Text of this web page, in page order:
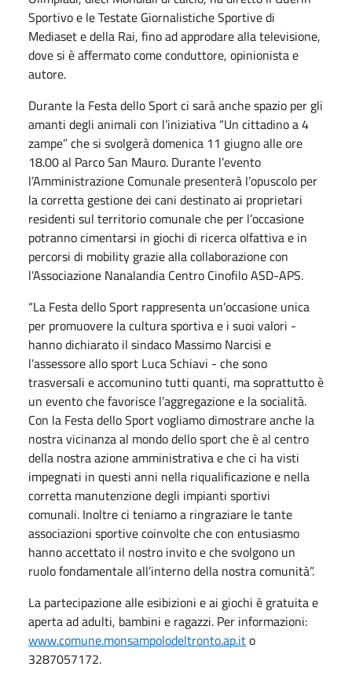
Sportivo e le Testate Giornalistiche Sportive di
Mediaset e della Rai, fino ad approdare alla televisione,
dove si è affermato come conduttore, opinionista e
autore.
Durante la Festa dello Sport ci sarà anche spazio per gli
amanti degli animali con l’iniziativa “Un cittadino a 4
zampe” che si svolgerà domenica 11 giugno alle ore
18.00 al Parco San Mauro. Durante l’evento
l’Amministrazione Comunale presenterà l’opuscolo per
la corretta gestione dei cani destinato ai proprietari
residenti sul territorio comunale che per l’occasione
potranno cimentarsi in giochi di ricerca olfattiva e in
percorsi di mobility grazie alla collaborazione con
l’Associazione Nanalandia Centro Cinofilo ASD-APS.
“La Festa dello Sport rappresenta un’occasione unica
per promuovere la cultura sportiva e i suoi valori -
hanno dichiarato il sindaco Massimo Narcisi e
l’assessore allo sport Luca Schiavi - che sono
trasversali e accomunino tutti quanti, ma soprattutto è
un evento che favorisce l’aggregazione e la socialità.
Con la Festa dello Sport vogliamo dimostrare anche la
nostra vicinanza al mondo dello sport che è al centro
della nostra azione amministrativa e che ci ha visti
impegnati in questi anni nella riqualificazione e nella
corretta manutenzione degli impianti sportivi
comunali. Inoltre ci teniamo a ringraziare le tante
associazioni sportive coinvolte che con entusiasmo
hanno accettato il nostro invito e che svolgono un
ruolo fondamentale all’interno della nostra comunità”.
La partecipazione alle esibizioni e ai giochi è gratuita e
aperta ad adulti, bambini e ragazzi. Per informazioni:
www.comune.monsampolodeltronto.ap.ito
3287057172.